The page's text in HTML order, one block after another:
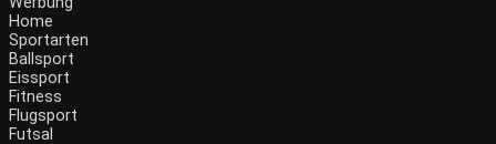
Home
Sportarten
Ballsport
Eissport
Fitness
Flugsport
Futsal